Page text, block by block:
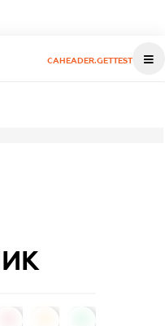
CAHEADER.GETTEST